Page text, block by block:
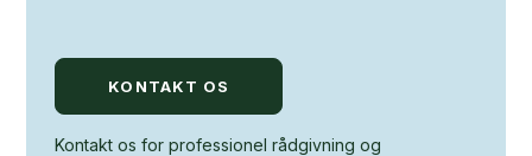
KONTAKT OS
Kontakt os for professionel rådgivning og